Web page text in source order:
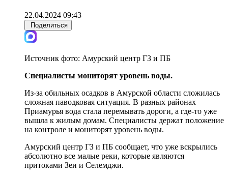
22.04.2024 09:43
Поделиться
Источник фото: Амурский центр ГЗ и ПБ
Специалисты мониторят уровень воды.
Из-за обильных осадков в Амурской области сложилась
сложная паводковая ситуация. В разных районах
Приамурья вода стала перемывать дороги, а где-то уже
вышла к жилым домам. Специалисты держат положение
на контроле и мониторят уровень воды.
Амурский центр ГЗ и ПБ сообщает, что уже вскрылись
абсолютно все малые реки, которые являются
притоками Зеи и Селемджи.